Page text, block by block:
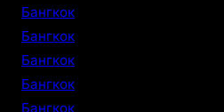
Бангкок
Бангкок
Бангкок
Бангкок
Бангкок